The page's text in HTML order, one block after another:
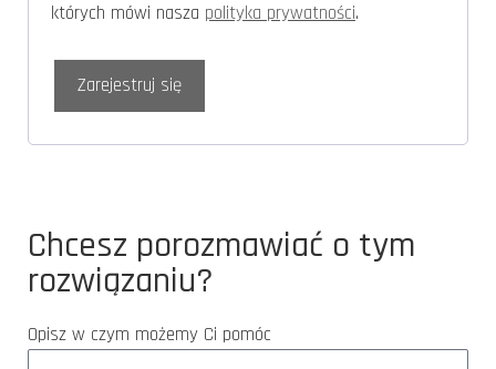
których mówi nasza polityka prywatności.
Zarejestruj się
Chcesz porozmawiać o tym
rozwiązaniu?
Opisz w czym możemy Ci pomóc